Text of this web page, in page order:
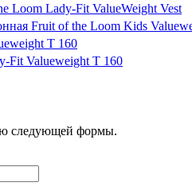
Loom Lady-Fit ValueWeight Vest
Fruit of the Loom Kids
T 160
Fit Valueweight T 160
следующей формы.